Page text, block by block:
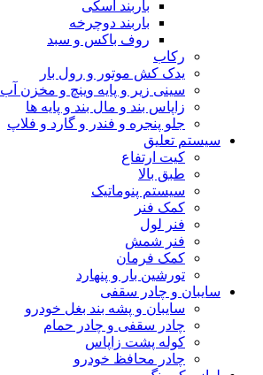
باربند اسکی
باربند دوچرخه
روف باکس و سبد
رکاب
یدک کش موتور و رول بار
سینی زیر و پایه وینچ و مخزن آب
زاپاس بند و مال بند و پایه ها
جلو پنجره و فندر و گارد و فلاپ
سیستم تعلیق
کیت ارتفاع
طبق بالا
سیستم پنوماتیک
کمک فنر
فنر لول
فنر شمش
کمک فرمان
تورشین بار و پنهارد
سایبان و چادر سقفی
سایبان و پشه بند بغل خودرو
چادر سقفی و چادر حمام
کوله پشت زاپاس
چادر محافظ خودرو